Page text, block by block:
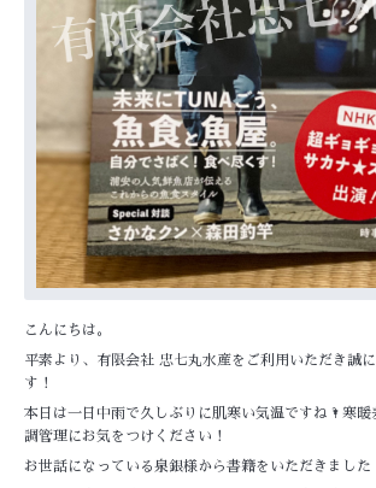
こんにちは。
平素より、有限会社 忠七丸水産をご利用いただき誠
す！
本日は一日中雨で久しぶりに肌寒い気温ですね🌂寒
調管理にお気をつけください！
お世話になっている泉銀様から書籍をいただきました